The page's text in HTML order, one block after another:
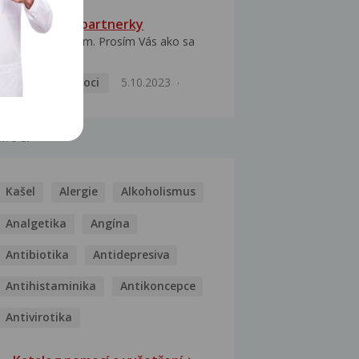
HPV typ 52 u partnerky
Dobrý deň prajem. Prosím Vás ako sa
Pohlavní nemoci
5.10.2023
Kašel Alergie Alkoholismus
Analgetika Angína
Antibiotika Antidepresiva
Antihistaminika Antikoncepce
Antivirotika